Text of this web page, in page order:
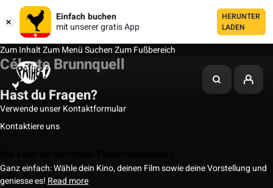
Einfach buchen
mit unserer gratis App
HERUNTER
LADEN
Zum InhaltZum MenüSuchenZum Fußbereich
Céleste Brunnquell
Hast du Fragen?
Verwende unser Kontaktformular
Kontaktiere uns
Ganz einfach: Wähle dein Kino, deinen Film sowie deine Vorstellung und
geniesse es! Read more